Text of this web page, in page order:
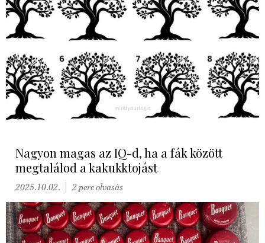
Nagyon magas az IQ-d, ha a fák között
megtalálod a kakukktojást
2025.10.02. 2 perc olvasás